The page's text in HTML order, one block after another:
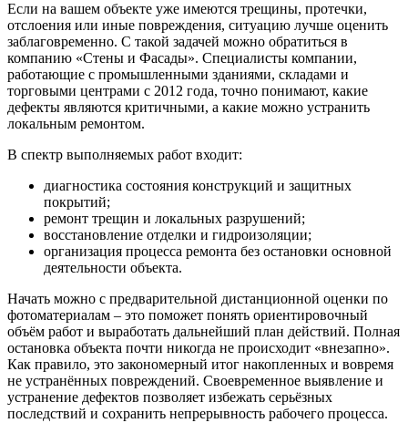
Если на вашем объекте уже имеются трещины, протечки,
отслоения или иные повреждения, ситуацию лучше оценить
заблаговременно. С такой задачей можно обратиться в
компанию «Стены и Фасады». Специалисты компании,
работающие с промышленными зданиями, складами и
торговыми центрами с 2012 года, точно понимают, какие
дефекты являются критичными, а какие можно устранить
локальным ремонтом.
В спектр выполняемых работ входит:
диагностика состояния конструкций и защитных
покрытий;
ремонт трещин и локальных разрушений;
восстановление отделки и гидроизоляции;
организация процесса ремонта без остановки основной
деятельности объекта.
Начать можно с предварительной дистанционной оценки по
фотоматериалам – это поможет понять ориентировочный
объём работ и выработать дальнейший план действий. Полная
остановка объекта почти никогда не происходит «внезапно».
Как правило, это закономерный итог накопленных и вовремя
не устранённых повреждений. Своевременное выявление и
устранение дефектов позволяет избежать серьёзных
последствий и сохранить непрерывность рабочего процесса.